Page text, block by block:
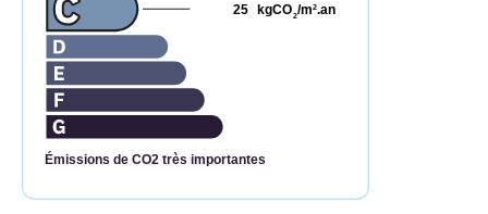
Émissions de CO2 très importantes
kgCO2/m2.an
25